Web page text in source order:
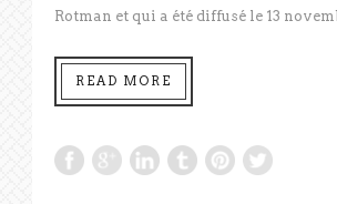
Rotman et qui a été diffusé le 13
READ MORE